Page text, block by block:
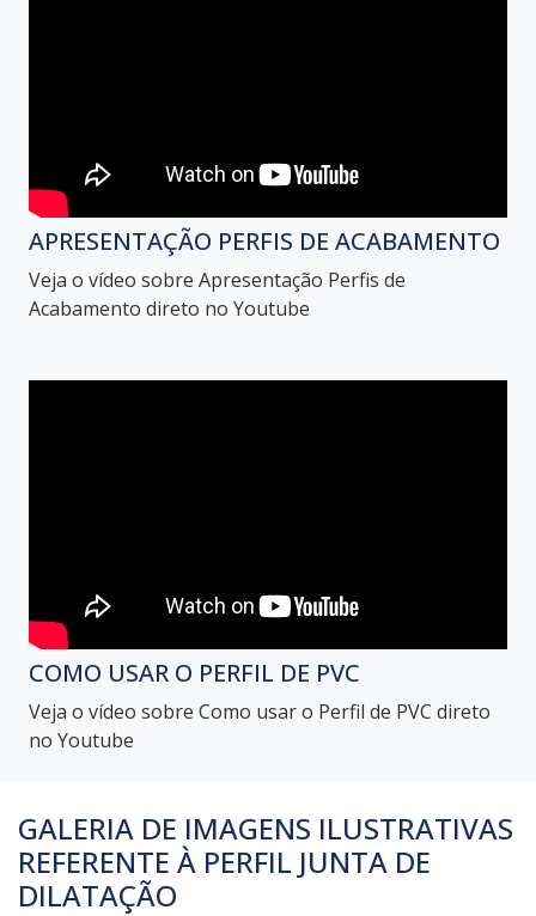
APRESENTAÇÃO PERFIS DE ACABAMENTO
Veja o vídeo sobre Apresentação Perfis de
Acabamento direto no Youtube
COMO USAR O PERFIL DE PVC
Veja o vídeo sobre Como usar o Perfil de PVC direto
no Youtube
GALERIA DE IMAGENS ILUSTRATIVAS
REFERENTE À PERFIL JUNTA DE
DILATAÇÃO